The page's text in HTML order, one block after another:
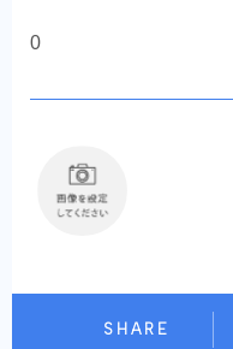
0
SHARE